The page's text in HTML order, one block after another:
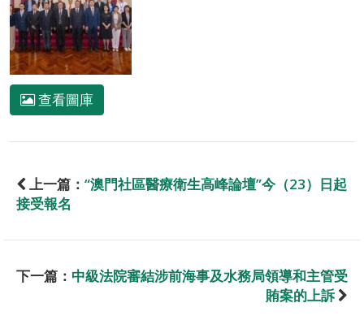
查看圖庫
上一篇： “澳門社區醫療衛生高峰論壇”今（23）日起
接受報名
下一篇： 中級法院審結涉前海事及水務局領導和主管受
賄案的上訴